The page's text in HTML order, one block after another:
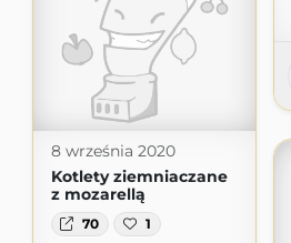
8 września 2020
Kotlety ziemniaczane
z mozarellą
70 1